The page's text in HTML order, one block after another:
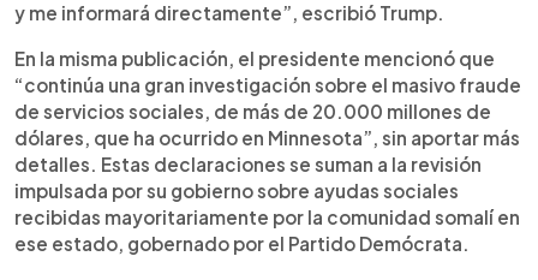
y me informará directamente”, escribió Trump.
En la misma publicación, el presidente mencionó que
“continúa una gran investigación sobre el masivo fraude
de servicios sociales, de más de 20.000 millones de
dólares, que ha ocurrido en Minnesota”, sin aportar más
detalles. Estas declaraciones se suman a la revisión
impulsada por su gobierno sobre ayudas sociales
recibidas mayoritariamente por la comunidad somalí en
ese estado, gobernado por el Partido Demócrata.